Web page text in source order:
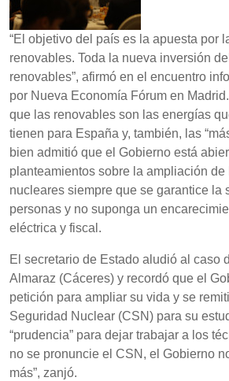
“El objetivo del país es la apuesta por
renovables. Toda la nueva inversión
renovables”, afirmó en el encuentro
por Nueva Economía Fórum en
que las renovables son las energías
tienen para España y, también, las
bien admitió que el Gobierno está
planteamientos sobre la ampliación de
nucleares siempre que se garantice la
personas y no suponga un
eléctrica y fiscal.
El secretario de Estado aludió al caso
Almaraz (Cáceres) y recordó que el
petición para ampliar su vida y se
Seguridad Nuclear (CSN) para su
“prudencia” para dejar trabajar a los
no se pronuncie el CSN, el Gobierno
más”, zanjó.